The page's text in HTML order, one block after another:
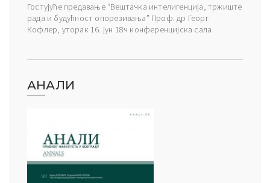
Гостујуће предавање “Вештачка интелигенција, тржиште
рада и будућност опорезивања” Проф. др Георг
Кофлер, уторак 16. јун 18ч конференцијска сала
АНАЛИ